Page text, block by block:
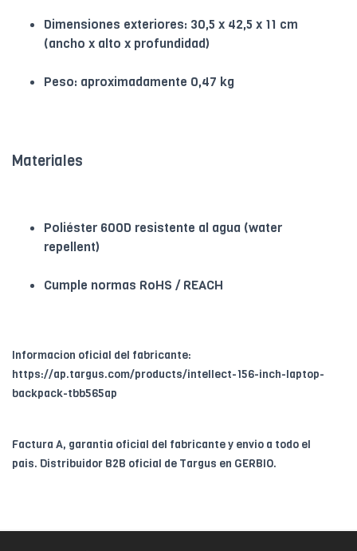
Dimensiones exteriores: 30,5 x 42,5 x 11 cm
(ancho x alto x profundidad)
Peso: aproximadamente 0,47 kg
Materiales
Poliéster 600D resistente al agua (water
repellent)
Cumple normas RoHS / REACH
Informacion oficial del fabricante:
https://ap.targus.com/products/intellect-156-inch-laptop-
backpack-tbb565ap
Factura A, garantia oficial del fabricante y envio a todo el
pais. Distribuidor B2B oficial de Targus en GERBIO.